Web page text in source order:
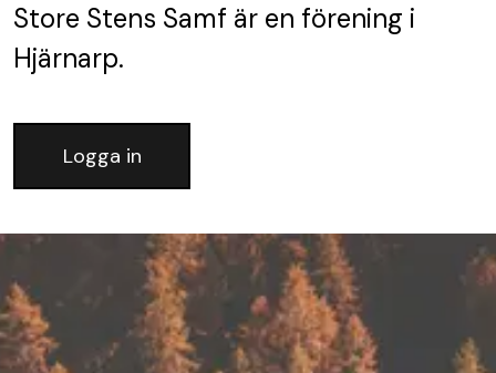
Store Stens Samf är en förening i
Hjärnarp.
Logga in